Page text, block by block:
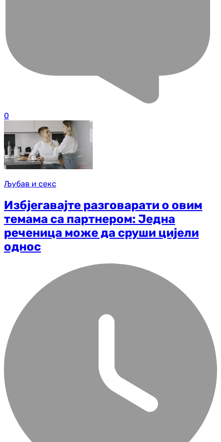
0
Љубав и секс
Избјегавајте разговарати о овим
темама са партнером: Једна
реченица може да сруши цијели
однос